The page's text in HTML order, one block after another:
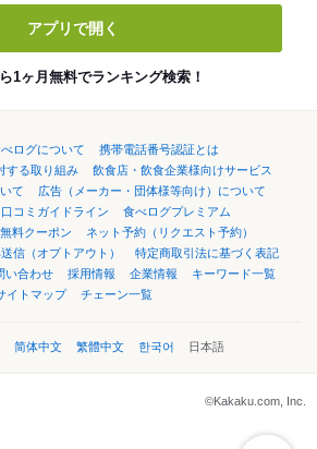
アプリで開く
1ヶ月無料でランキング検索！
ログについて
携帯電話番号認証とは
する取り組み
飲食店・飲食企業様向けサービス
て
広告（メーカー・団体様等向け）について
口コミガイドライン
食べログプレミアム
料クーポン
ネット予約（リクエスト予約）
信（オプトアウト）
特定商取引法に基づく表記
い合わせ 採用情報 企業情報
キーワード一覧
イトマップ
チェーン一覧
简体中文 繁體中文 한국어 日本語
©Kakaku.com, Inc.